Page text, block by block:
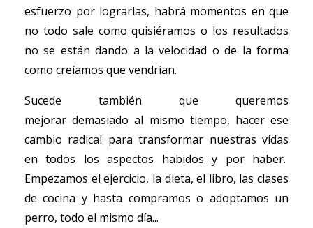
esfuerzo por lograrlas, habrá momentos en que
no todo sale como quisiéramos o los resultados
no se están dando a la velocidad o de la forma
como creíamos que vendrían.
Sucede también que queremos
mejorar demasiado al mismo tiempo, hacer ese
cambio radical para transformar nuestras vidas
en todos los aspectos habidos y por haber.
Empezamos el ejercicio, la dieta, el libro, las clases
de cocina y hasta compramos o adoptamos un
perro, todo el mismo día...